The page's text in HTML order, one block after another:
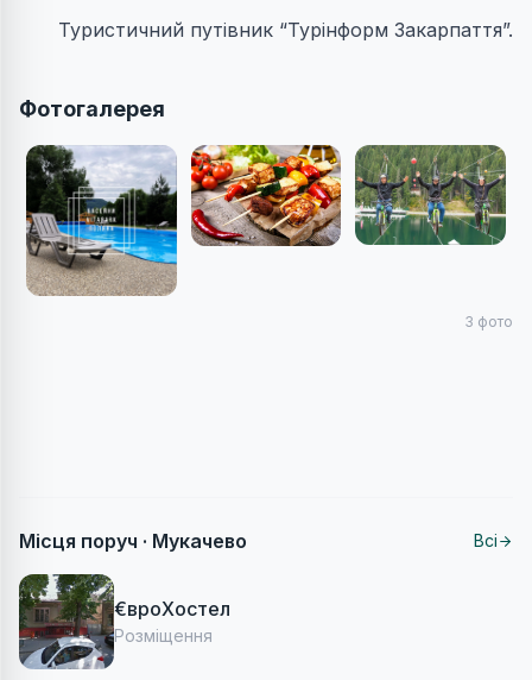
Туристичний путівник “Турінформ Закарпаття”.
Фотогалерея
3 фото
Місця поруч · Мукачево Всі
€вроХостел
Розміщення